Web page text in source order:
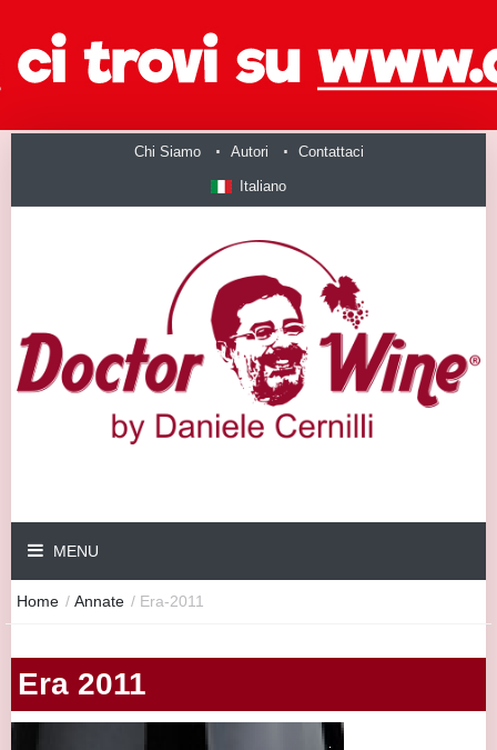
Chi Siamo Autori Contattaci
Italiano
MENU
Home / Annate / Era-2011
Era 2011